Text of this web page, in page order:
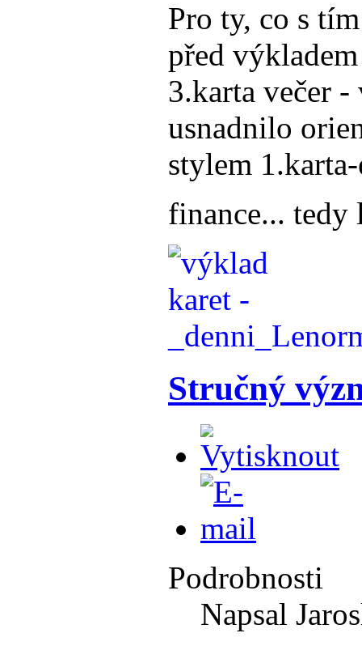
Pro ty, co s
před
3.karta večer
usnadnilo
stylem
finance... tedy
Stručný
Podrobnosti
Napsal